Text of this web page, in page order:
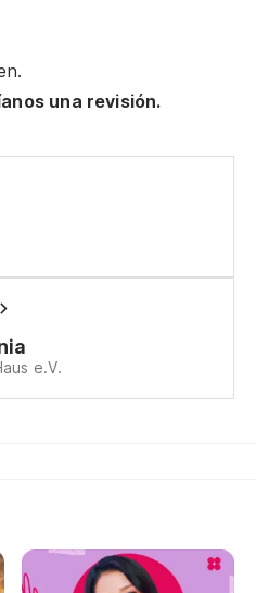
una revisión.
e.V.